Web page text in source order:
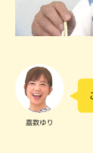
嘉数ゆり